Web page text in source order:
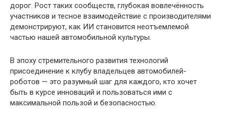
дорог. Рост таких сообществ, глубокая вовлечённость
участников и тесное взаимодействие с производителями
демонстрируют, как ИИ становится неотъемлемой
частью нашей автомобильной культуры.
В эпоху стремительного развития технологий
присоединение к клубу владельцев автомобилей-
роботов — это разумный шаг для каждого, кто хочет
быть в курсе инноваций и пользоваться ими с
максимальной пользой и безопасностью.